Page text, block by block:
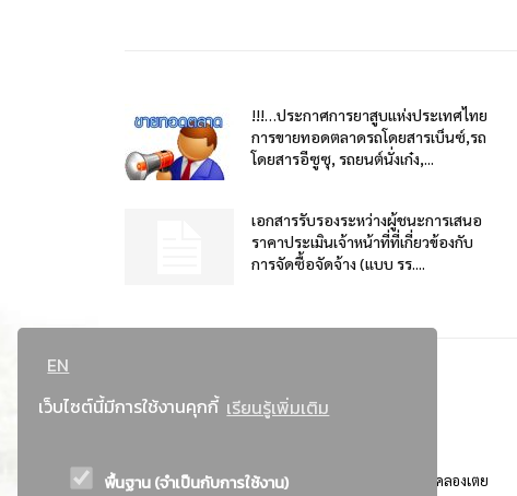
EN
เว็บไซต์นี้มีการใช้งานคุกกี้ เรียนรู้เพิ่มเติม
พื้นฐาน (จำเป็นกับการใช้งาน)
!!!…ประกาศการยาสูบแห่งประเทศไทย
การขายทอดตลาดรถโดยสารเบ็นซ์,รถ
โดยสารอีซูซุ, รถยนต์นั่งเก๋ง,...
เอกสารรับรองระหว่างผู้ชนะการเสนอ
ราคาประเมินเจ้าหน้าที่ที่เกี่ยวข้องกับ
การจัดซื้อจัดจ้าง (แบบ รร....
ที่อยู่ : 184 ถนนพระรามที่ 4 แขวงคลองเตย เขตคลองเตย